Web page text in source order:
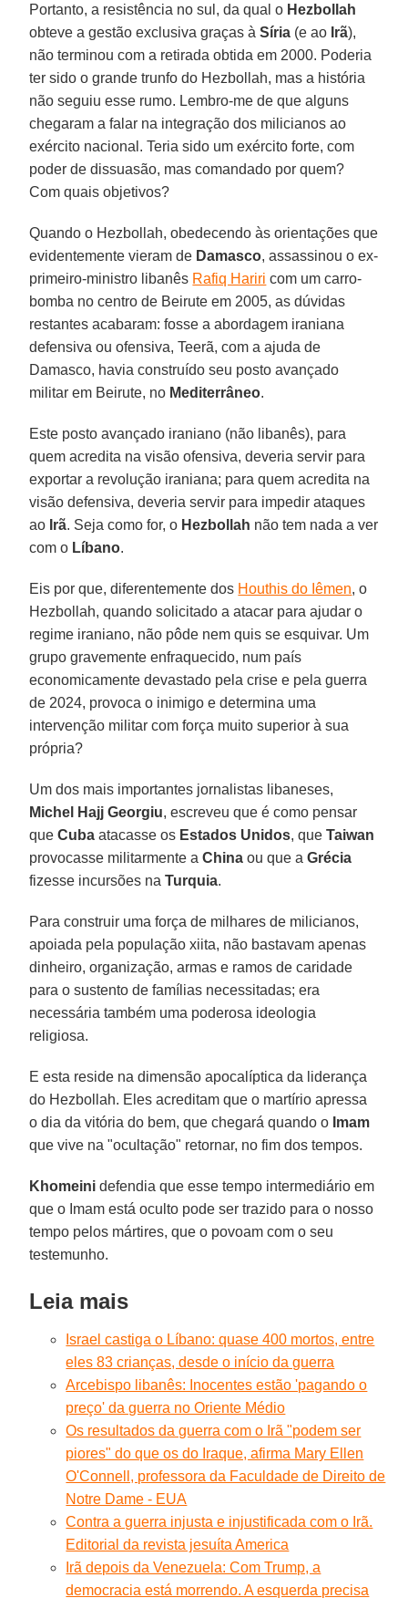
Portanto, a resistência no sul, da qual o Hezbollah
obteve a gestão exclusiva graças àSíria (e ao Irã),
não terminou com a retirada obtida em 2000. Poderia
ter sido o grande trunfo do Hezbollah, mas a história
não seguiu esse rumo. Lembro-me de que alguns
chegaram a falar na integração dos milicianos ao
exército nacional. Teria sido um exército forte, com
poder de dissuasão, mas comandado por quem?
Com quais objetivos?
Quando o Hezbollah, obedecendo às orientações que
evidentemente vieram de Damasco, assassinou o ex-
primeiro-ministro libanês Rafiq Hariri com um carro-
bomba no centro de Beirute em 2005, as dúvidas
restantes acabaram: fosse a abordagem iraniana
defensiva ou ofensiva, Teerã, com a ajuda de
Damasco, havia construído seu posto avançado
militar em Beirute, no Mediterrâneo.
Este posto avançado iraniano (não libanês), para
quem acredita na visão ofensiva, deveria servir para
exportar a revolução iraniana; para quem acredita na
visão defensiva, deveria servir para impedir ataques
ao Irã. Seja como for, o Hezbollah não tem nada a ver
com o Líbano.
Eis por que, diferentemente dos Houthis do Iêmen, o
Hezbollah, quando solicitado a atacar para ajudar o
regime iraniano, não pôde nem quis se esquivar. Um
grupo gravemente enfraquecido, num país
economicamente devastado pela crise e pela guerra
de 2024, provoca o inimigo e determina uma
intervenção militar com força muito superior à sua
própria?
Um dos mais importantes jornalistas libaneses,
Michel Hajj Georgiu, escreveu que é como pensar
queCuba atacasse os Estados Unidos, queTaiwan
provocasse militarmente aChina ou que aGrécia
fizesse incursões naTurquia.
Para construir uma força de milhares de milicianos,
apoiada pela população xiita, não bastavam apenas
dinheiro, organização, armas e ramos de caridade
para o sustento de famílias necessitadas; era
necessária também uma poderosa ideologia
religiosa.
E esta reside na dimensão apocalíptica da liderança
do Hezbollah. Eles acreditam que o martírio apressa
o dia da vitória do bem, que chegará quando o Imam
que vive na "ocultação" retornar, no fim dos tempos.
Khomeini defendia que esse tempo intermediário em
que o Imam está oculto pode ser trazido para o nosso
tempo pelos mártires, que o povoam com o seu
testemunho.
Leia mais
Israel castiga o Líbano: quase 400 mortos, entre
eles 83 crianças, desde o início da guerra
Arcebispo libanês: Inocentes estão 'pagando o
preço' da guerra no Oriente Médio
Os resultados da guerra com o Irã "podem ser
piores" do que os do Iraque, afirma Mary Ellen
O'Connell, professora da Faculdade de Direito de
Notre Dame - EUA
Contra a guerra injusta e injustificada com o Irã.
Editorial da revista jesuíta America
Irã depois da Venezuela: Com Trump, a
democracia está morrendo. A esquerda precisa